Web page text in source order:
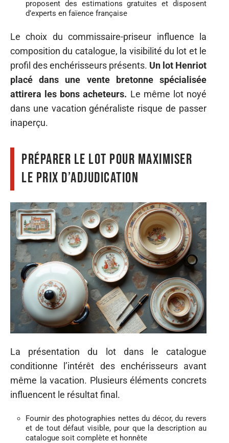
proposent des estimations gratuites et disposent
d’experts en faïence française
Le choix du commissaire-priseur influence la
composition du catalogue, la visibilité du lot et le
profil des enchérisseurs présents. Un lot Henriot
placé dans une vente bretonne spécialisée
attirera les bons acheteurs. Le même lot noyé
dans une vacation généraliste risque de passer
inaperçu.
Préparer le lot pour maximiser
le prix d’adjudication
La présentation du lot dans le catalogue
conditionne l’intérêt des enchérisseurs avant
même la vacation. Plusieurs éléments concrets
influencent le résultat final.
Fournir des photographies nettes du décor, du revers
et de tout défaut visible, pour que la description au
catalogue soit complète et honnête